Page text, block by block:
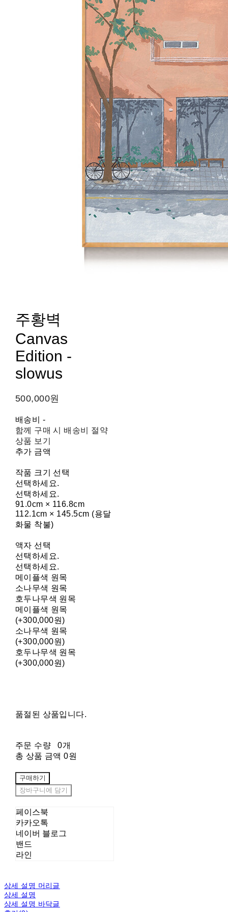
주황벽
Canvas
Edition -
slowus
500,000원
배송비 -
함께 구매 시 배송비 절약
상품 보기
추가 금액
작품 크기 선택
선택하세요.
선택하세요.
91.0cm × 116.8cm
112.1cm × 145.5cm (용달
화물 착불)
액자 선택
선택하세요.
선택하세요.
메이플색 원목
소나무색 원목
호두나무색 원목
메이플색 원목
(+300,000원)
소나무색 원목
(+300,000원)
호두나무색 원목
(+300,000원)
품절된 상품입니다.
주문 수량
0개
총 상품 금액 0원
구매하기
장바구니에 담기
페이스북
카카오톡
네이버 블로그
밴드
라인
상세 설명 머리글
상세 설명
상세 설명 바닥글